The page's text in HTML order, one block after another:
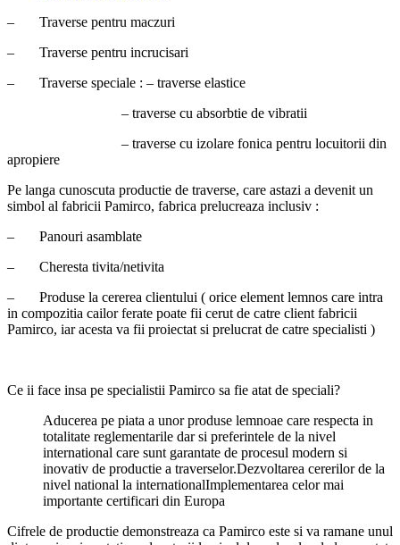
– Traverse pentru maczuri
– Traverse pentru incrucisari
– Traverse speciale : – traverse elastice
– traverse cu absorbtie de vibratii
– traverse cu izolare fonica pentru locuitorii din
apropiere
Pe langa cunoscuta productie de traverse, care astazi a devenit un
simbol al fabricii Pamirco, fabrica prelucreaza inclusiv :
– Panouri asamblate
– Cheresta tivita/netivita
– Produse la cererea clientului ( orice element lemnos care intra
in compozitia cailor ferate poate fii cerut de catre client fabricii
Pamirco, iar acesta va fii proiectat si prelucrat de catre specialisti )
Ce ii face insa pe specialistii Pamirco sa fie atat de speciali?
Aducerea pe piata a unor produse lemnoae care respecta in
totalitate reglementarile dar si preferintele de la nivel
international care sunt garantate de procesul modern si
inovativ de productie a traverselor.Dezvoltarea cererilor de la
nivel national la internationalImplementarea celor mai
importante certificari din Europa
Cifrele de productie demonstreaza ca Pamirco este si va ramane unul